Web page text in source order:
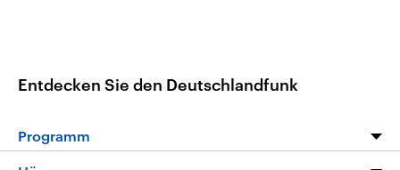
Entdecken Sie den Deutschlandfunk
Programm
Programm